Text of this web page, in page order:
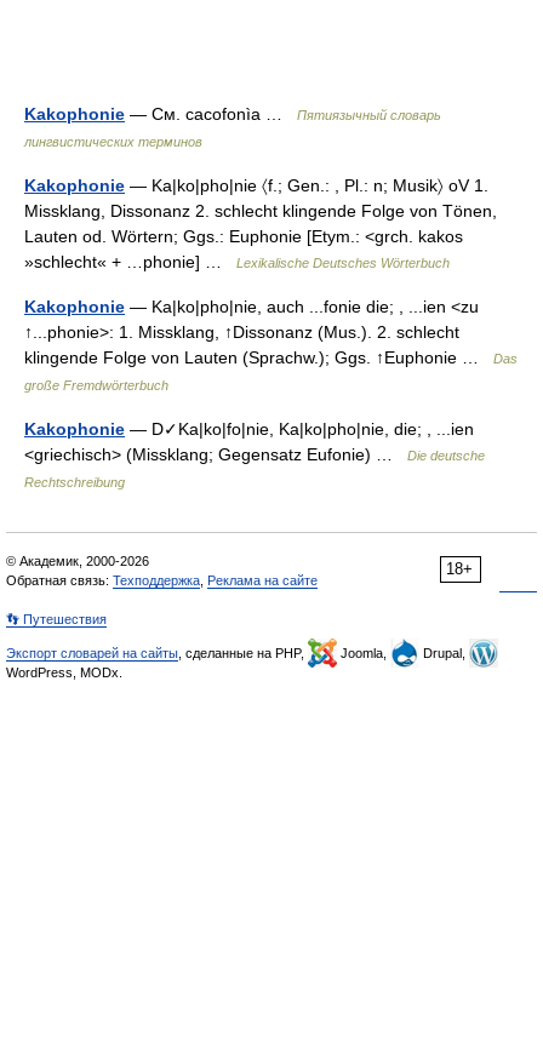
Kakophonie — См. cacofonìa …
Пятиязычный словарь
лингвистических терминов
Kakophonie — Ka|ko|pho|nie 〈f.; Gen.: , Pl.: n; Musik〉 oV 1.
Missklang, Dissonanz 2. schlecht klingende Folge von Tönen,
Lauten od. Wörtern; Ggs.: Euphonie [Etym.: <grch. kakos
»schlecht« + …phonie] …
Lexikalische Deutsches Wörterbuch
Kakophonie — Ka|ko|pho|nie, auch ...fonie die; , ...ien <zu
↑...phonie>: 1. Missklang, ↑Dissonanz (Mus.). 2. schlecht
klingende Folge von Lauten (Sprachw.); Ggs. ↑Euphonie …
Das
große Fremdwörterbuch
Kakophonie — D✓Ka|ko|fo|nie, Ka|ko|pho|nie, die; , ...ien
<griechisch> (Missklang; Gegensatz Eufonie) …
Die deutsche
Rechtschreibung
18+
© Академик, 2000-2026
Обратная связь: Техподдержка Реклама на сайте
👣 Путешествия
Экспорт словарей на сайты , сделанные на PHP, Joomla,
Drupal,
WordPress, MODx.